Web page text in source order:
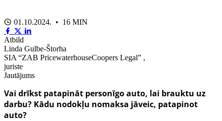
01.10.2024. • 16 MIN
Atbild
Linda Gulbe-Štorha
SIA “ZAB PricewaterhouseCoopers Legal” ,
juriste
Jautājums
Vai drīkst patapināt personīgo auto, lai brauktu uz
darbu? Kādu nodokļu nomaksa jāveic, patapinot
auto?